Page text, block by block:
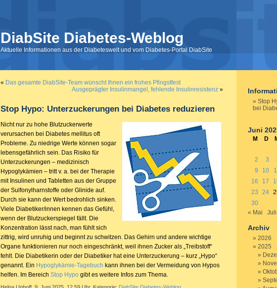
DiabSite Diabetes-Weblog
Aktuelle Informationen aus der Diabeteswelt und vom Diabetes-Portal DiabSite
« Das gesamte DiabSite-Team wünscht Ihnen ein frohes Pfingstfest
Ausgeprägter Insulinmangel, fehlende Insulinresistenz »
Stop Hypo: Unterzuckerungen bei Diabetes reduzieren
Nicht nur zu hohe Blutzuckerwerte
verursachen bei Diabetes mellitus oft
Probleme. Zu niedrige Werte können sogar
lebensgefährlich sein. Das Risiko für
Unterzuckerungen – medizinisch
Hypoglykämien – tritt v. a. bei der Therapie
mit Insulinen und Tabletten aus der Gruppe
der Sulfonylharnstoffe oder Glinide auf.
Durch sie kann der Wert bedrohlich sinken.
Viele Diabetiker/innen kennen das Gefühl,
wenn der Blutzuckerspiegel fällt. Die
Konzentration lässt nach, man fühlt sich
zittrig, wird unruhig und beginnt zu schwitzen. Das Gehirn und andere wichtige
Organe funktionieren nur noch eingeschränkt, weil ihnen Zucker als „Treibstoff“
fehlt. Die Diabetikerin oder der Diabetiker hat eine Unterzuckerung – kurz „Hypo“
genannt. Ein Hypoglykämie-Tagebuch kann ihnen bei der Vermeidung von Hypos
helfen. Im Bereich Stop Hypo gibt es weitere Infos zum Thema.
Stop
bei
Juni
M D
2
3
9
10
16
17
23
24
30
« Mai
Archiv
2026
2025